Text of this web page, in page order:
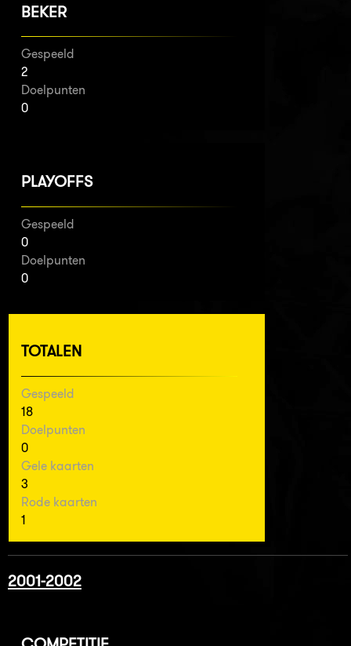
BEKER
Gespeeld
2
Doelpunten
0
PLAYOFFS
Gespeeld
0
Doelpunten
0
TOTALEN
Gespeeld
18
Doelpunten
0
Gele kaarten
3
Rode kaarten
1
2001-2002